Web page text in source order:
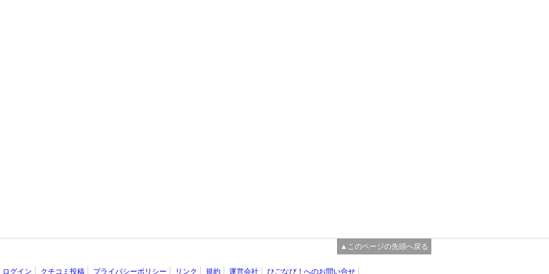
▲このページの先頭へ戻る
ログイン クチコミ投稿 プライバシーポリシー リンク 規約 運営会社 ひごなび！へのお問い合せ